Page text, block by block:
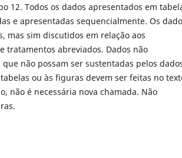
12. Todos os dados apresentados em
e apresentadas sequencialmente. Os
mas sim discutidos em relação aos
tratamentos abreviados. Dados não
não possam ser sustentadas pelos
ou às figuras devem ser feitas no
não é necessária nova chamada. Não